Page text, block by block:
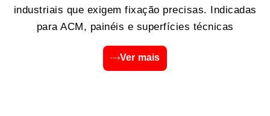
industriais que exigem fixação precisas. Indicadas
para ACM, painéis e superfícies técnicas
Ver mais